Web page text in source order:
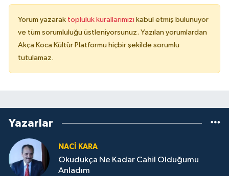
Yorum yazarak topluluk kurallarımızı kabul etmiş bulunuyor
ve tüm sorumluluğu üstleniyorsunuz. Yazılan yorumlardan
Akça Koca Kültür Platformu hiçbir şekilde sorumlu
tutulamaz.
Yazarlar
NACI KARA
Okudukça Ne Kadar Cahil Olduğumu
Anladım